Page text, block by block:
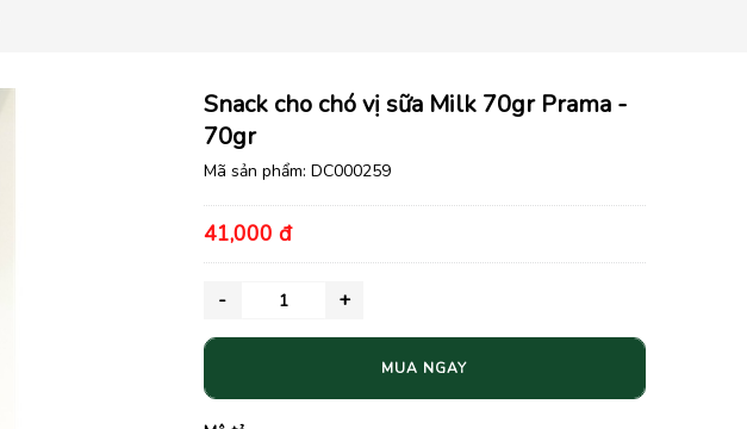
Snack cho chó vị sữa Milk 70gr Prama -
70gr
Mã sản phẩm: DC000259
41,000 đ
MUA NGAY